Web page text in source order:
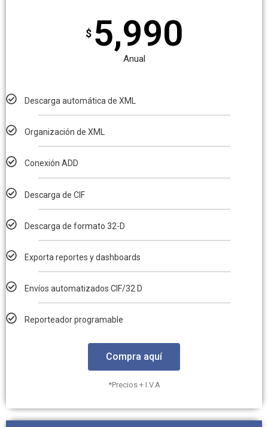
$ 5,990
Anual
Descarga automática de XML
Organización de XML
Conexión ADD
Descarga de CIF
Descarga de formato 32-D
Exporta reportes y dashboards
Envíos automatizados CIF/32 D
Reporteador programable
Compra aquí
*Precios + I.V.A